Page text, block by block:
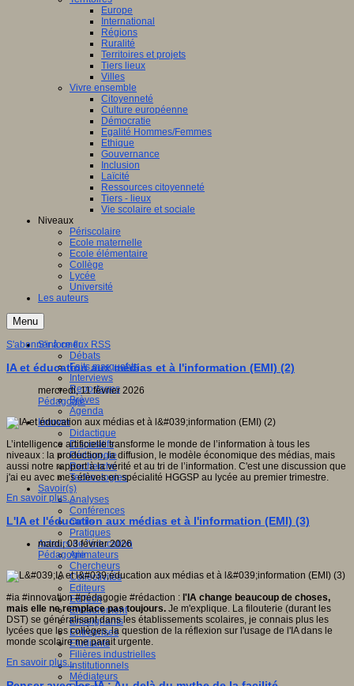
Europe
International
Régions
Ruralité
Territoires et projets
Tiers lieux
Villes
Vivre ensemble
Citoyenneté
Culture européenne
Démocratie
Egalité Hommes/Femmes
Ethique
Gouvernance
Inclusion
Laïcité
Ressources citoyenneté
Tiers - lieux
Vie scolaire et sociale
Niveaux
Périscolaire
Ecole maternelle
Ecole élémentaire
Collège
Lycée
Université
Les auteurs
Menu
S'informer
Débats
Faits marquants
Interviews
Reportages
Brèves
Agenda
Innover
Didactique
Dispositifs
Pédagogie
Recherche
Technologies
Savoir(s)
Analyses
Conférences
Outils
Pratiques
Acteurs de l'éducation
Animateurs
Chercheurs
Collectivités
Editeurs
EdTech
Encadrement
Enseignants
Entreprises
Etudiants
Filières industrielles
Institutionnels
Médiateurs
S'abonner à ce flux RSS
IA et éducation aux médias et à l'information (EMI) (2)
mercredi, 11 février 2026
Pédagogie
L’intelligence artificielle transforme le monde de l’information à tous les
niveaux : la production, la diffusion, le modèle économique des médias, mais
aussi notre rapport à la vérité et au tri de l’information. C'est une discussion que
j'ai eu avec mes élèves en spécialité HGGSP au lycée au premier trimestre.
En savoir plus...
L'IA et l'éducation aux médias et à l'information (EMI) (3)
mardi, 03 février 2026
Pédagogie
#ia #innovation #pédagogie #rédaction : l'IA change beaucoup de choses,
mais elle ne remplace pas toujours. Je m'explique. La filouterie (durant les
DST) se généralisant dans les établissements scolaires, je connais plus les
lycées que les collèges, la question de la réflexion sur l'usage de l'IA dans le
monde scolaire me parait urgente.
En savoir plus...